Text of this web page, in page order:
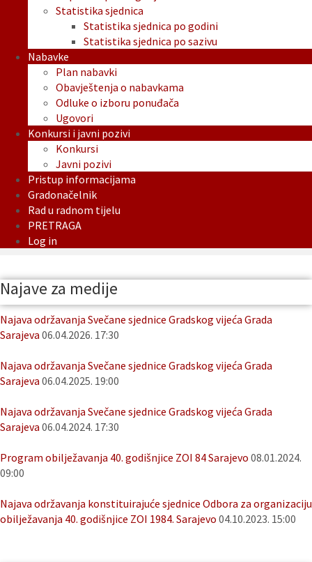
Statistika sjednica
Statistika sjednica po godini
Statistika sjednica po sazivu
Nabavke
Plan nabavki
Obavještenja o nabavkama
Odluke o izboru ponuđača
Ugovori
Konkursi i javni pozivi
Konkursi
Javni pozivi
Pristup informacijama
Gradonačelnik
Rad u radnom tijelu
PRETRAGA
Log in
Najave za medije
Najava održavanja Svečane sjednice Gradskog vijeća Grada
Sarajeva 06.04.2026. 17:30
Najava održavanja Svečane sjednice Gradskog vijeća Grada
Sarajeva 06.04.2025. 19:00
Najava održavanja Svečane sjednice Gradskog vijeća Grada
Sarajeva 06.04.2024. 17:30
Program obilježavanja 40. godišnjice ZOI 84 Sarajevo 08.01.2024.
09:00
Najava održavanja konstituirajuće sjednice Odbora za organizaciju
obilježavanja 40. godišnjice ZOI 1984. Sarajevo 04.10.2023. 15:00